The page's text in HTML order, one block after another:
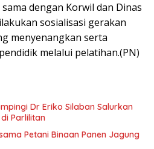
dengan Korwil dan Dinas
sosialisasi gerakan
menyenangkan serta
melalui pelatihan.(PN)
Dr Eriko Silaban Salurkan
Parlilitan
Petani Binaan Panen Jagung